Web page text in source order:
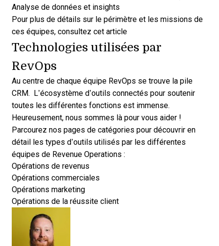
Analyse de données et insights
Pour plus de détails sur le périmètre et les missions de
ces équipes, consultez cet article
Technologies utilisées par
RevOps
Au centre de chaque équipe RevOps se trouve la pile
CRM. L’écosystème d’outils connectés pour soutenir
toutes les différentes fonctions est immense.
Heureusement, nous sommes là pour vous aider !
Parcourez nos pages de catégories pour découvrir en
détail les types d’outils utilisés par les différentes
équipes de Revenue Operations :
Opérations de revenus
Opérations commerciales
Opérations marketing
Opérations de la réussite client